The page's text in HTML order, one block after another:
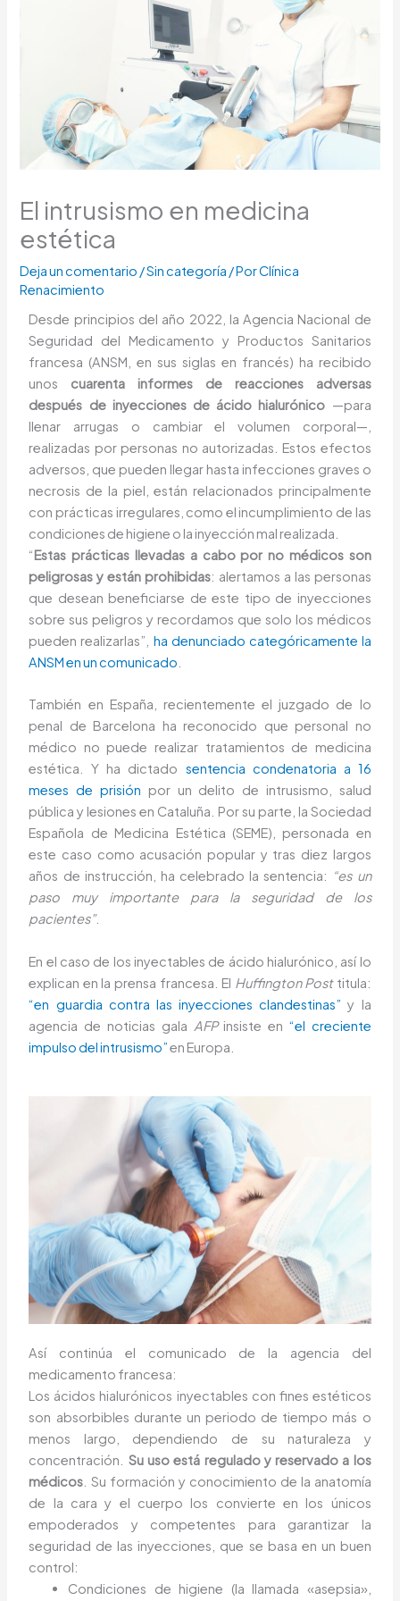
El intrusismo en medicina
estética
Deja un comentario /Sin categoría / PorClínica
Renacimiento
Desde principios del año 2022, la Agencia Nacional de
Seguridad del Medicamento y Productos Sanitarios
francesa (ANSM, en sus siglas en francés) ha recibido
unos cuarenta informes de reacciones adversas
después de inyecciones de ácido hialurónico —⁠para
llenar arrugas o cambiar el volumen corporal—,
realizadas por personas no autorizadas. Estos efectos
adversos, que pueden llegar hasta infecciones graves o
necrosis de la piel, están relacionados principalmente
con prácticas irregulares, como el incumplimiento de las
condiciones de higiene o la inyección mal realizada.
“Estas prácticas llevadas a cabo por no médicos son
peligrosas y están prohibidas: alertamos a las personas
que desean beneficiarse de este tipo de inyecciones
sobre sus peligros y recordamos que solo los médicos
pueden realizarlas”, ha denunciado categóricamente la
ANSM en un comunicado
También en España, recientemente el juzgado de lo
penal de Barcelona ha reconocido que personal no
médico no puede realizar tratamientos de medicina
estética. Y ha dictado sentencia condenatoria a 16
meses de prisión por un delito de intrusismo, salud
pública y lesiones en Cataluña. Por su parte, la Sociedad
Española de Medicina Estética (SEME), personada en
este caso como acusación popular y tras diez largos
años de instrucción, ha celebrado la sentencia: “es un
paso muy importante para la seguridad de los
pacientes”.
En el caso de los inyectables de ácido hialurónico, así lo
explican en la prensa francesa. El Huffington Posttitula:
“en guardia contra las inyecciones clandestinas” y la
agencia de noticias gala AFPinsiste en “el creciente
impulso del intrusismo”en Europa.
Así continúa el comunicado de la agencia del
medicamento francesa:
Los ácidos hialurónicos inyectables con fines estéticos
son absorbibles durante un periodo de tiempo más o
menos largo, dependiendo de su naturaleza y
concentración. Su uso está regulado y reservado a los
médicos . Su formación y conocimiento de la anatomía
de la cara y el cuerpo los convierte en los únicos
empoderados y competentes para garantizar la
seguridad de las inyecciones, que se basa en un buen
control:
Condiciones de higiene (la llamada «asepsia»,